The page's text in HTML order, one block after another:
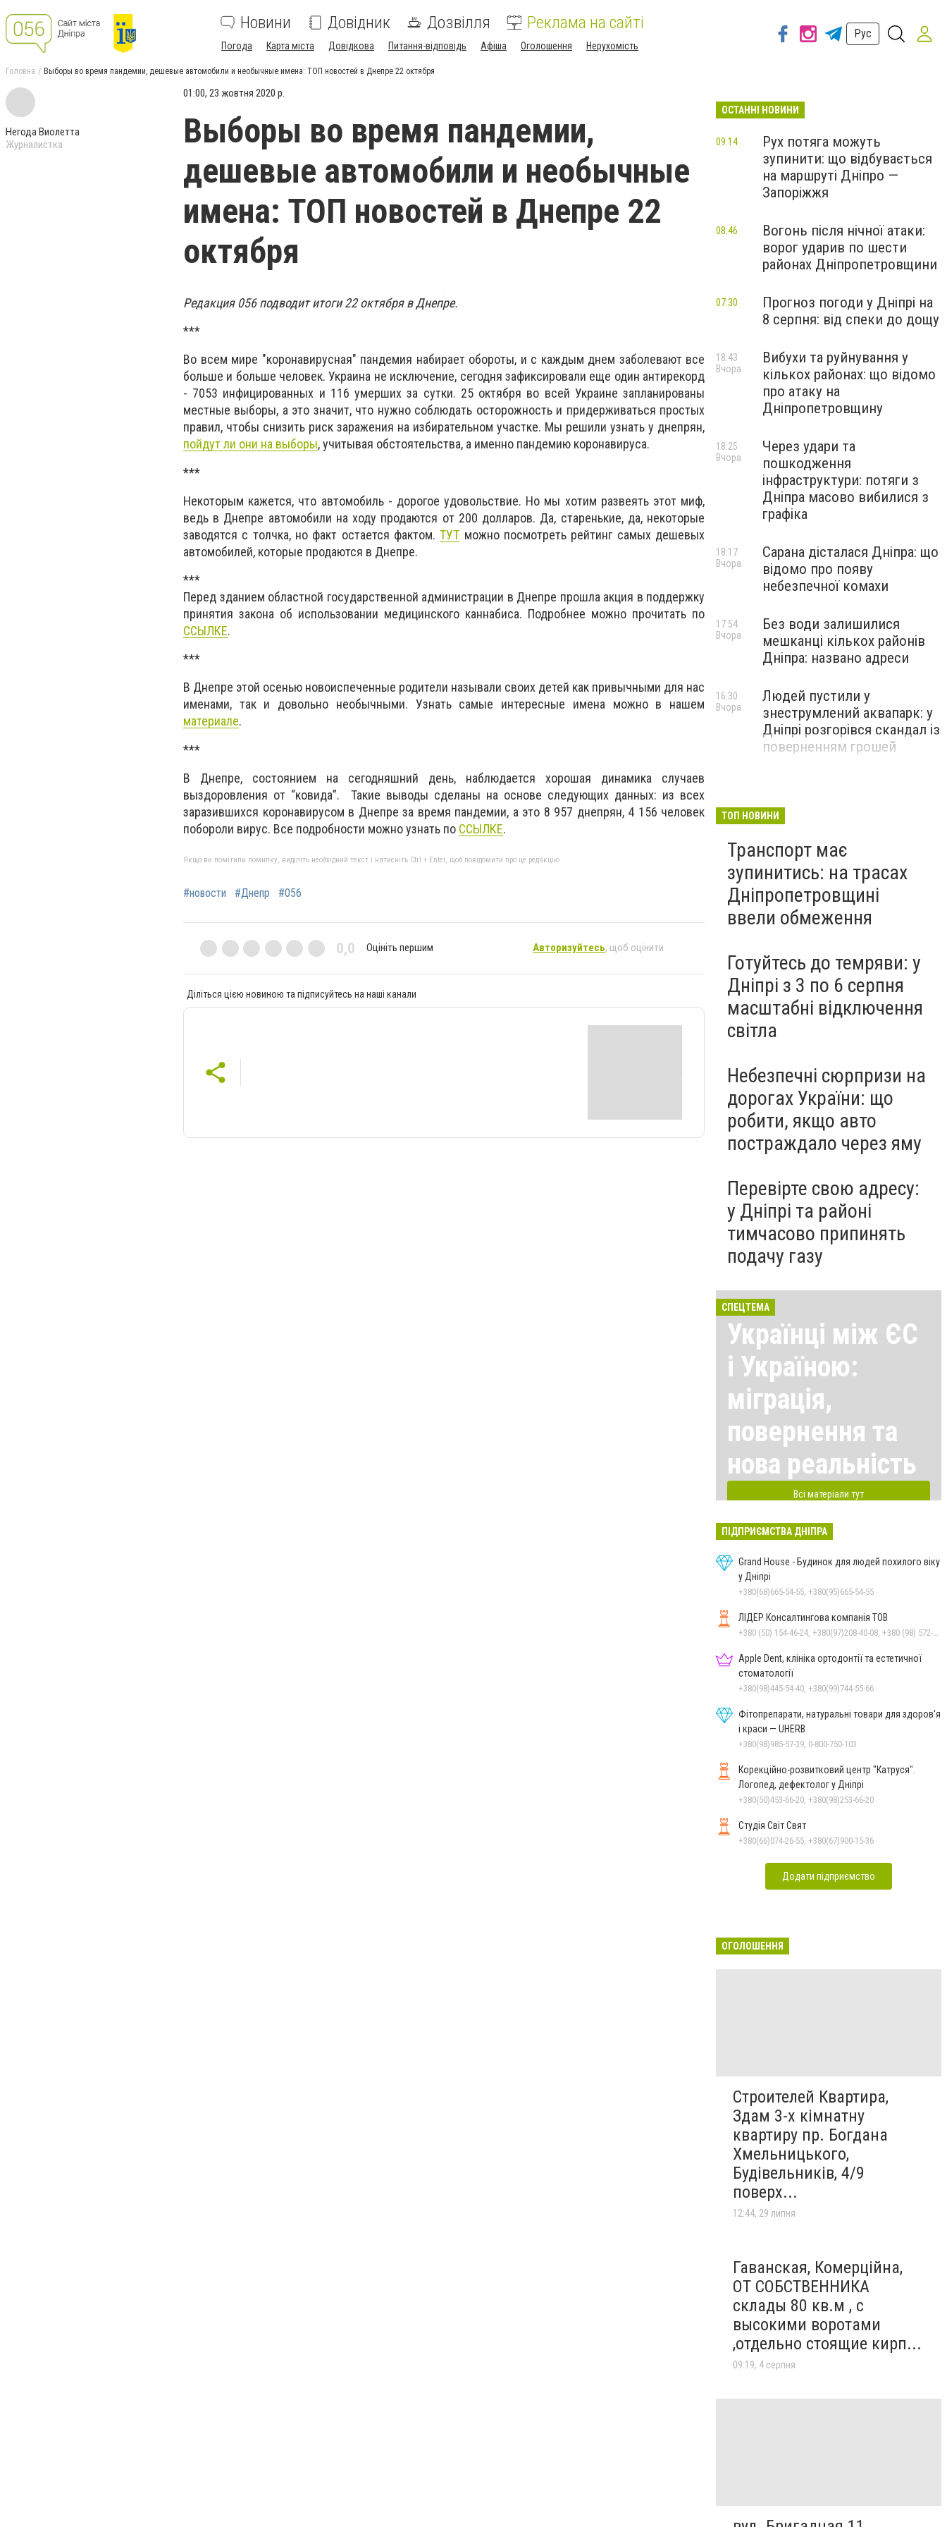
Новини Довідник Дозвілля Реклама на сайті
Погода Карта міста Довідкова Питання-відповідь Афіша Оголошення Нерухомість
Рус
Головна Выборы во время пандемии, дешевые автомобили и необычные имена: ТОП новостей в Днепре 22 октября
Негода Виолетта
Журналистка
01:00, 23 жовтня 2020 р.
Выборы во время пандемии,
дешевые автомобили и необычные
имена: ТОП новостей в Днепре 22
октября
Редакция 056 подводит итоги 22 октября в Днепре.
***
Во всем мире "коронавирусная" пандемия набирает обороты, и с каждым днем заболевают все
больше и больше человек. Украина не исключение, сегодня зафиксировали еще один антирекорд
- 7053 инфицированных и 116 умерших за сутки. 25 октября во всей Украине запланированы
местные выборы, а это значит, что нужно соблюдать осторожность и придерживаться простых
правил, чтобы снизить риск заражения на избирательном участке. Мы решили узнать у днепрян,
пойдут ли они на выборы, учитывая обстоятельства, а именно пандемию коронавируса.
***
Некоторым кажется, что автомобиль - дорогое удовольствие. Но мы хотим развеять этот миф,
ведь в Днепре автомобили на ходу продаются от 200 долларов. Да, старенькие, да, некоторые
заводятся с толчка, но факт остается фактом.ТУТ можно посмотреть рейтинг самых дешевых
автомобилей, которые продаются в Днепре.
***
Перед зданием областной государственной администрации в Днепре прошла акция в поддержку
принятия закона об использовании медицинского каннабиса. Подробнее можно прочитать по
ССЫЛКЕ.
***
В Днепре этой осенью новоиспеченные родители называли своих детей как привычными для нас
именами, так и довольно необычными. Узнать самые интересные имена можно в нашем
материале.
***
В Днепре, состоянием на сегодняшний день, наблюдается хорошая динамика случаев
выздоровления от “ковида”. Такие выводы сделаны на основе следующих данных: из всех
заразившихся коронавирусом в Днепре за время пандемии, а это 8 957 днепрян, 4 156 человек
побороли вирус. Все подробности можно узнать по ССЫЛКЕ.
Якщо ви помітили помилку, виділіть необхідний текст і натисніть Ctrl + Enter, щоб повідомити про це редакцію
#новости #Днепр #056
0,0 Оцініть першим Авторизуйтесь, щоб оцінити
Діліться цією новиною та підписуйтесь на наші канали
ОСТАННІ НОВИНИ
Рух потяга можуть
зупинити: що відбувається
на маршруті Дніпро —
Запоріжжя
09:14
Вогонь після нічної атаки:
ворог ударив по шести
районах Дніпропетровщини
08:46
Прогноз погоди у Дніпрі на
8 серпня: від спеки до дощу
07:30
Вибухи та руйнування у
кількох районах: що відомо
про атаку на
Дніпропетровщину
18:43
Вчора
Через удари та
пошкодження
інфраструктури: потяги з
Дніпра масово вибилися з
графіка
18:25
Вчора
Сарана дісталася Дніпра: що
відомо про появу
небезпечної комахи
18:17
Вчора
Без води залишилися
мешканці кількох районів
Дніпра: названо адреси
17:54
Вчора
Людей пустили у
знеструмлений аквапарк: у
Дніпрі розгорівся скандал із
поверненням грошей
16:30
Вчора
ТОП НОВИНИ
Транспорт має
зупинитись: на трасах
Дніпропетровщині
ввели обмеження
Готуйтесь до темряви: у
Дніпрі з 3 по 6 серпня
масштабні відключення
світла
Небезпечні сюрпризи на
дорогах України: що
робити, якщо авто
постраждало через яму
Перевірте свою адресу:
у Дніпрі та районі
тимчасово припинять
подачу газу
СПЕЦТЕМА
Українці між ЄС
і Україною:
міграція,
повернення та
нова реальність
Всі матеріали тут
ПІДПРИЄМСТВА ДНІПРА
Grand House - Будинок для людей похилого віку
у Дніпрі
+380(68)665-54-55, +380(95)665-54-55
ЛІДЕР Консалтингова компанія ТОВ
Apple Dent, клініка ортодонтії та естетичної
стоматології
+380(98)445-54-40, +380(99)744-55-66
Фітопрепарати, натуральні товари для здоров'я
і краси — UHERB
+380(98)985-57-39, 0-800-750-103
Корекційно-розвитковий центр "Катруся".
Логопед, дефектолог у Дніпрі
+380(50)453-66-20, +380(98)253-66-20
Студія Світ Свят
+380(66)074-26-55, +380(67)900-15-36
Додати підприємство
ОГОЛОШЕННЯ
Строителей Квартира,
Здам 3-х кімнатну
квартиру пр. Богдана
Хмельницького,
Будівельників, 4/9
поверх...
12:44, 29 липня
Гаванская, Комерційна,
ОТ СОБСТВЕННИКА
склады 80 кв.м , c
высокими воротами
,отдельно стоящие кирп...
09:19, 4 серпня